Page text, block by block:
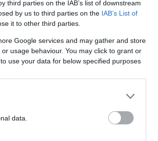
third parties on the IAB’s list of downstream
by us to third parties on the IAB’s List of
it to other third parties.
Google services and may gather and store
usage behaviour. You may click to grant or
use your data for below specified purposes
data.
preparati a
non si
ma è anche
angolo del
🎶✨